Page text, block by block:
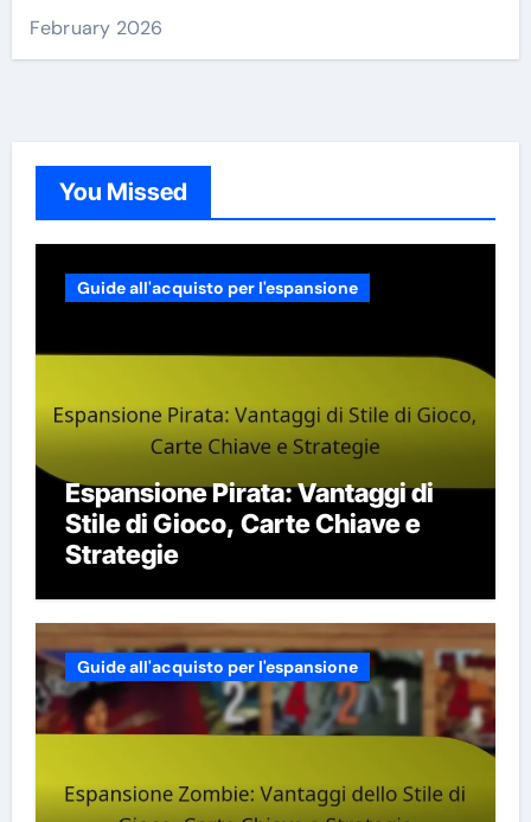
February 2026
You Missed
Guide all'acquisto per l'espansione
Espansione Pirata: Vantaggi di
Stile di Gioco, Carte Chiave e
Strategie
Guide all'acquisto per l'espansione